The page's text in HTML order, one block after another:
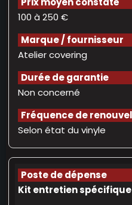
100 à 250 €
Atelier covering
Non concerné
Selon état du vinyle
Kit entretien spécifique